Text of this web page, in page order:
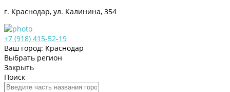
г. Краснодар, ул. Калинина, 354
+7 (918) 415-52-19
Ваш город: Краснодар
Выбрать регион
Закрыть
Поиск